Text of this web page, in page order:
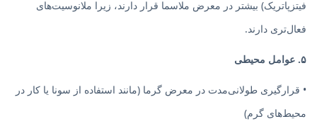
فیتزپاتریک) بیشتر در معرض ملاسما قرار دارند، زیرا ملانوسیت‌های
فعال‌تری دارند.
۵. عوامل محیطی
• قرارگیری طولانی‌مدت در معرض گرما (مانند استفاده از سونا یا کار در
محیط‌های گرم)